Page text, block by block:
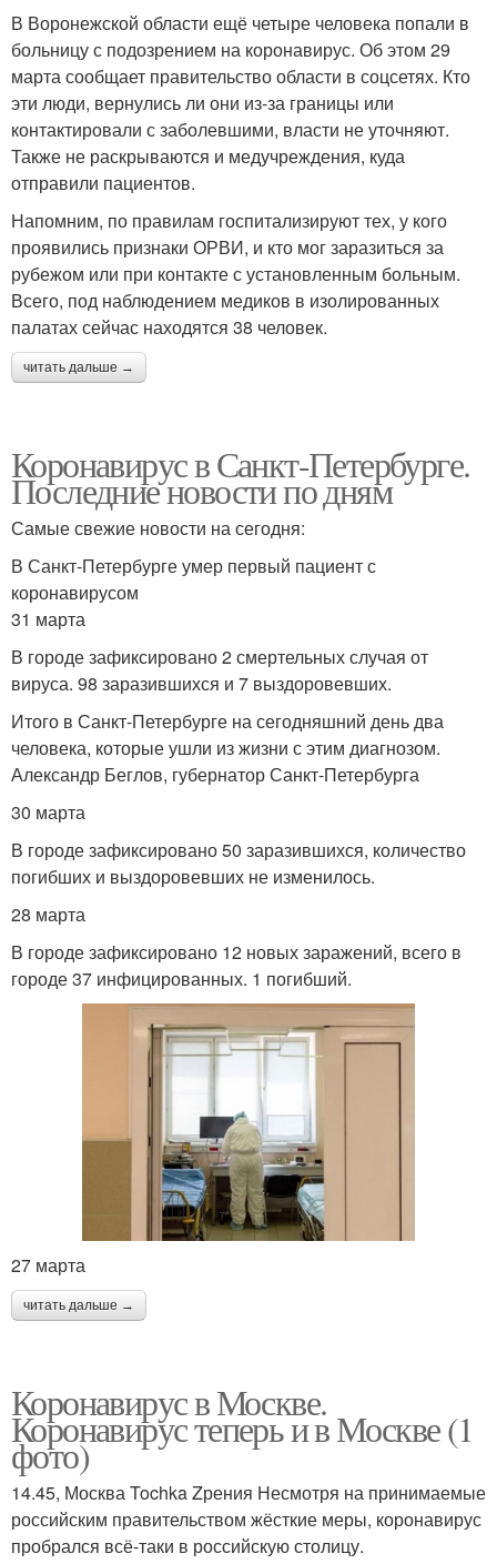
В Воронежской области ещё четыре человека попали в
больницу с подозрением на коронавирус. Об этом 29
марта сообщает правительство области в соцсетях. Кто
эти люди, вернулись ли они из-за границы или
контактировали с заболевшими, власти не уточняют.
Также не раскрываются и медучреждения, куда
отправили пациентов.
Напомним, по правилам госпитализируют тех, у кого
проявились признаки ОРВИ, и кто мог заразиться за
рубежом или при контакте с установленным больным.
Всего, под наблюдением медиков в изолированных
палатах сейчас находятся 38 человек.
читать дальше →
Коронавирус в Санкт-Петербурге.
Последние новости по дням
Самые свежие новости на сегодня:
В Санкт-Петербурге умер первый пациент с
коронавирусом
31 марта
В городе зафиксировано 2 смертельных случая от
вируса. 98 заразившихся и 7 выздоровевших.
Итого в Санкт-Петербурге на сегодняшний день два
человека, которые ушли из жизни с этим диагнозом.
Александр Беглов, губернатор Санкт-Петербурга
30 марта
В городе зафиксировано 50 заразившихся, количество
погибших и выздоровевших не изменилось.
28 марта
В городе зафиксировано 12 новых заражений, всего в
городе 37 инфицированных. 1 погибший.
27 марта
читать дальше →
Коронавирус в Москве.
Коронавирус теперь и в Москве (1
фото)
14.45, Москва Tochka Zрения Несмотря на принимаемые
российским правительством жёсткие меры, коронавирус
пробрался всё-таки в российскую столицу.